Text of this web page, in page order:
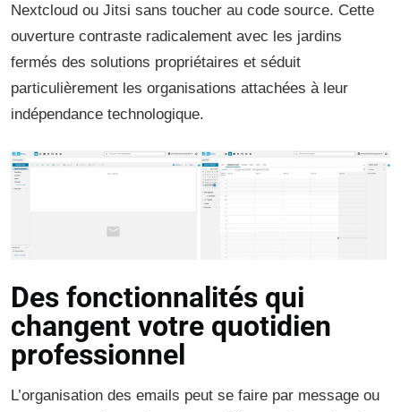
Nextcloud ou Jitsi sans toucher au code source. Cette
ouverture contraste radicalement avec les jardins
fermés des solutions propriétaires et séduit
particulièrement les organisations attachées à leur
indépendance technologique.
Des fonctionnalités qui
changent votre quotidien
professionnel
L’organisation des emails peut se faire par message ou